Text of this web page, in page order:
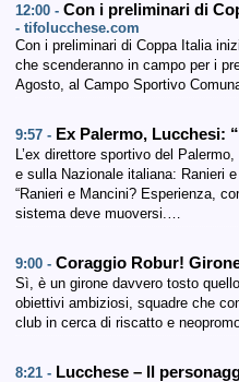
12:00 - Con i preliminari di
- tifolucchese.com
Con i preliminari di Coppa Italia
che scenderanno in campo per i
Agosto, al Campo Sportivo
9:57 - Ex Palermo, Lucchesi:
L’ex direttore sportivo del
e sulla Nazionale italiana: Ranieri
“Ranieri e Mancini? Esperienza,
sistema deve muoversi.…
9:00 - Coraggio Robur!
Sì, è un girone davvero tosto
obiettivi ambiziosi, squadre che
club in cerca di riscatto e
8:21 - Lucchese – Il